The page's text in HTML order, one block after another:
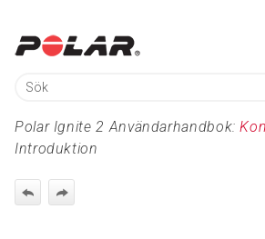
Hoppa över till
Polar Ignite 2 Användarhandbok:
Introduktion